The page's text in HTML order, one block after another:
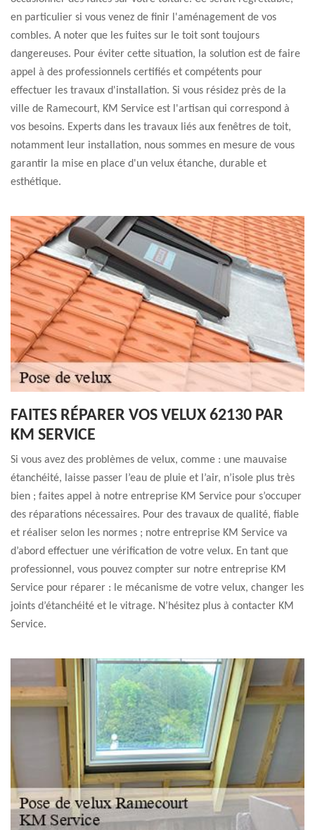
en particulier si vous venez de finir l'aménagement de vos
combles. A noter que les fuites sur le toit sont toujours
dangereuses. Pour éviter cette situation, la solution est de faire
appel à des professionnels certifiés et compétents pour
effectuer les travaux d'installation. Si vous résidez près de la
ville de Ramecourt, KM Service est l'artisan qui correspond à
vos besoins. Experts dans les travaux liés aux fenêtres de toit,
notamment leur installation, nous sommes en mesure de vous
garantir la mise en place d'un velux étanche, durable et
esthétique.
FAITES RÉPARER VOS VELUX 62130 PAR
KM SERVICE
Si vous avez des problèmes de velux, comme : une mauvaise
étanchéité, laisse passer l’eau de pluie et l’air, n’isole plus très
bien ; faites appel à notre entreprise KM Service pour s’occuper
des réparations nécessaires. Pour des travaux de qualité, fiable
et réaliser selon les normes ; notre entreprise KM Service va
d’abord effectuer une vérification de votre velux. En tant que
professionnel, vous pouvez compter sur notre entreprise KM
Service pour réparer : le mécanisme de votre velux, changer les
joints d’étanchéité et le vitrage. N’hésitez plus à contacter KM
Service.